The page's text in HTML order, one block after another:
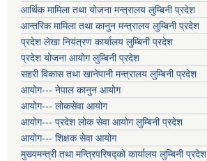
आर्थिक मामिला तथा योजना मन्त्रालय लुम्बिनी प्रदेश
आन्तरिक मामिला तथा कानुन मन्त्रालय लुम्बिनी प्रदेश
प्रदेश लेखा नियंत्रण कार्यालय लुम्बिनी प्रदेश
प्रदेश योजना आयोग लुम्बिनी प्रदेश
सहरी विकास तथा खानेपानी मन्त्रालय लुम्बिनी प्रदेश
आयोग--- नेपाल कानुन आयोग
आयोग--- लोकसेवा आयोग
आयोग--- प्रदेश लोक सेवा आयोग लुम्बिनी प्रदेश
आयोग--- शिक्षक सेवा आयोग
मुख्यमन्त्री तथा मन्त्रिपरिषद्को कार्यालय लुम्बिनी प्रदेश